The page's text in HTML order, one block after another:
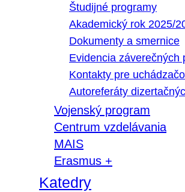
Študijné programy
Akademický rok 2025/
Dokumenty a smernice
Evidencia záverečných
Kontakty pre
Autoreferáty
Vojenský program
Centrum vzdelávania
MAIS
Erasmus +
Katedry